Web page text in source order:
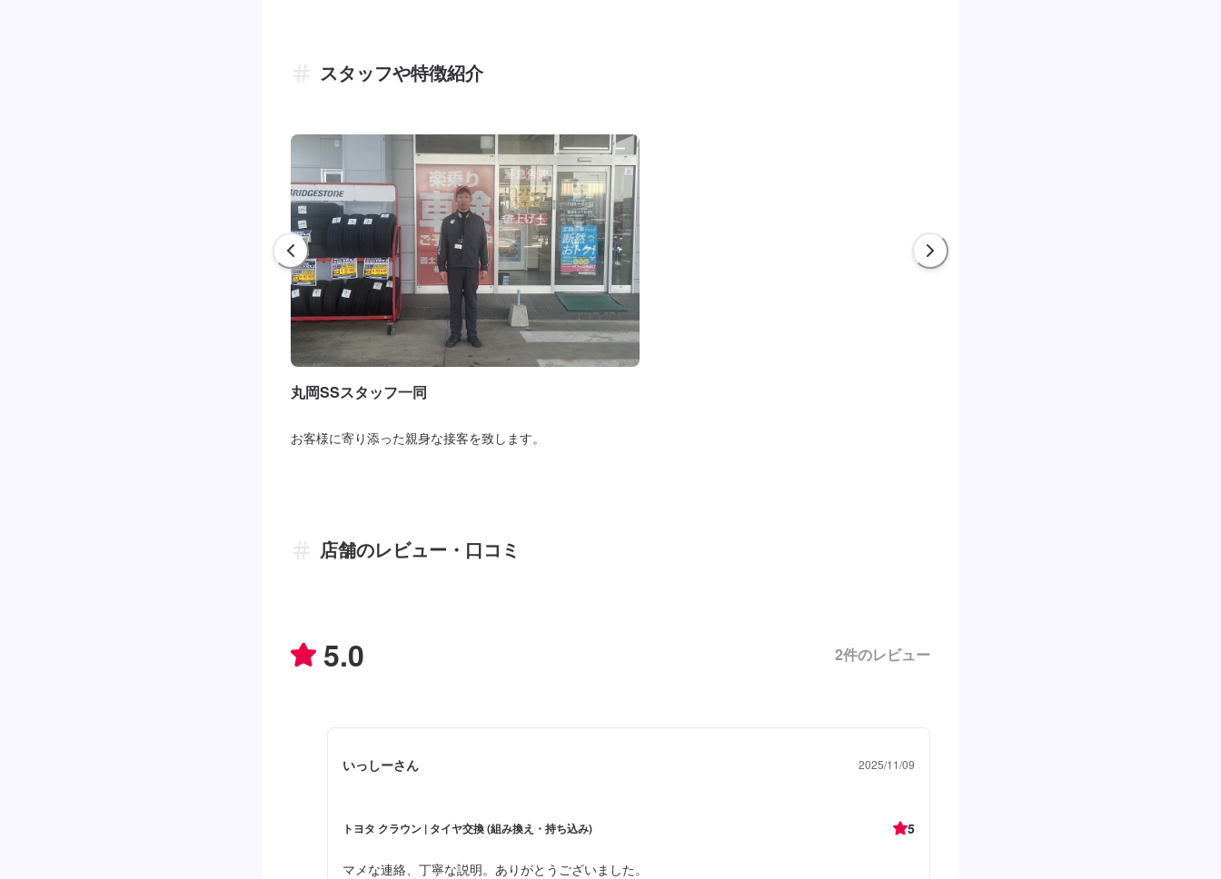
スタッフや特徴紹介
丸岡SSスタッフ一同
お客様に寄り添った親身な接客を致します。
店舗のレビュー・口コミ
5.0 2件のレビュー
いっしーさん 2025/11/09
トヨタ クラウン | タイヤ交換 (組み換え・持ち込み) 5
マメな連絡、丁寧な説明。ありがとうございました。